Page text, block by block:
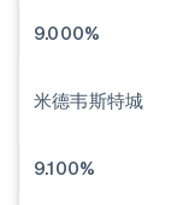
9.000%
米德韦斯特城
9.100%